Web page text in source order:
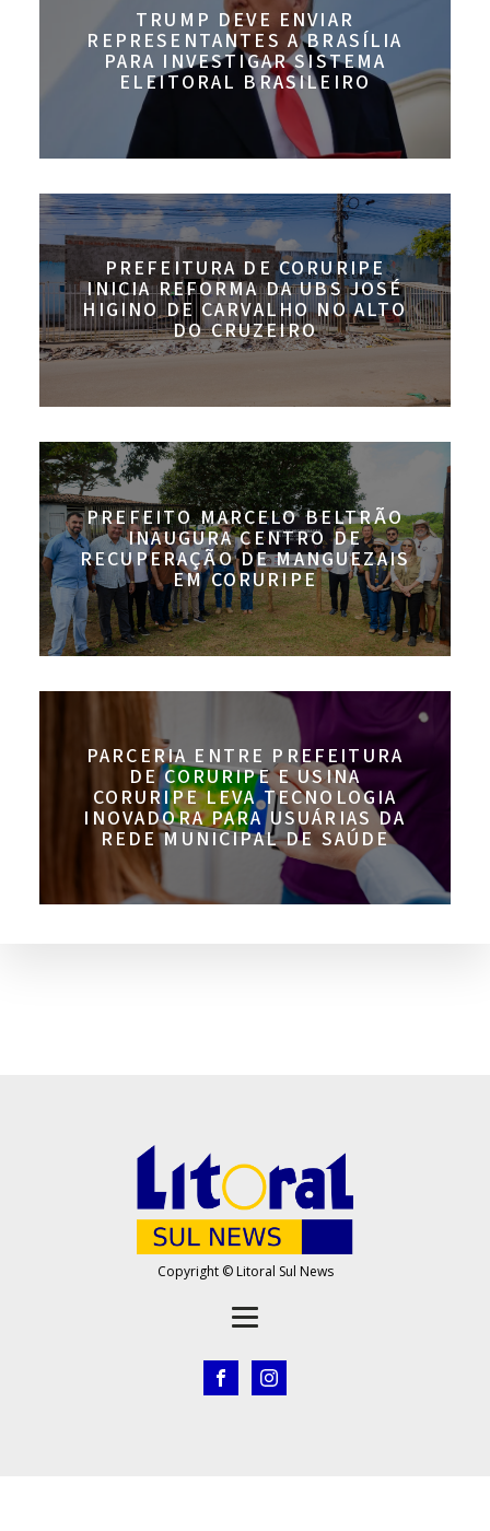
TRUMP DEVE ENVIAR
REPRESENTANTES A BRASÍLIA
PARA INVESTIGAR SISTEMA
ELEITORAL BRASILEIRO
PREFEITURA DE CORURIPE
INICIA REFORMA DA UBS JOSÉ
HIGINO DE CARVALHO NO ALTO
DO CRUZEIRO
PREFEITO MARCELO BELTRÃO
INAUGURA CENTRO DE
RECUPERAÇÃO DE MANGUEZAIS
EM CORURIPE
PARCERIA ENTRE PREFEITURA
DE CORURIPE E USINA
CORURIPE LEVA TECNOLOGIA
INOVADORA PARA USUÁRIAS DA
REDE MUNICIPAL DE SAÚDE
Copyright © Litoral Sul News